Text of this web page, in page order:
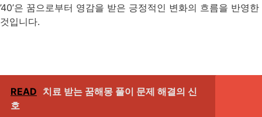
’40’은 꿈으로부터 영감을 받은 긍정적인 변화의 흐름을 반영한
것입니다.
READ 치료 받는 꿈해몽 풀이 문제 해결의 신
호